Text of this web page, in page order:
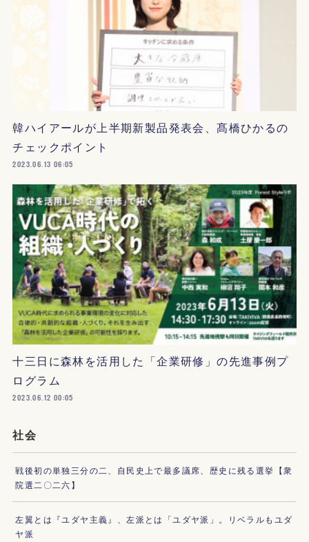
韓ハイアールが上半期新製品発表会、髙橋ひかるの
チェックポイント
2023.06.13 06:05
十三日に森林を活用した「企業研修」の先進事例プ
ログラム
2023.06.12 00:05
社会
戦後初の単独三分の二、自民史上で最多議席、歴史に残る選挙【衆
院選二〇二六】
左翼とは『ユダヤ主義』、左派とは「ユダヤ派」。リベラルもユダ
ヤ派